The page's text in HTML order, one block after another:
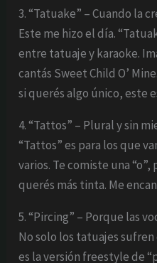
3. “Tatuake” – Cuando la
Este me hizo el día.
entre tatuaje y karaoke.
cantás Sweet Child O’
si querés algo único, este
4. “Tattos” – Plural y sin
“Tattos” es para los que
varios. Te comiste una
querés más tinta. Me
5. “Pircing” – Porque las
No solo los tatuajes
es la versión freestyle de